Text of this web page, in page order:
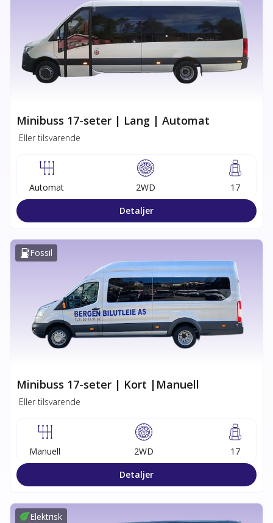
Minibuss 17-seter | Lang | Automat
Eller tilsvarende
Automat 2WD
17
Detaljer
Fossil
Minibuss 17-seter | Kort |Manuell
Eller tilsvarende
Manuell 2WD
17
Detaljer
Elektrisk